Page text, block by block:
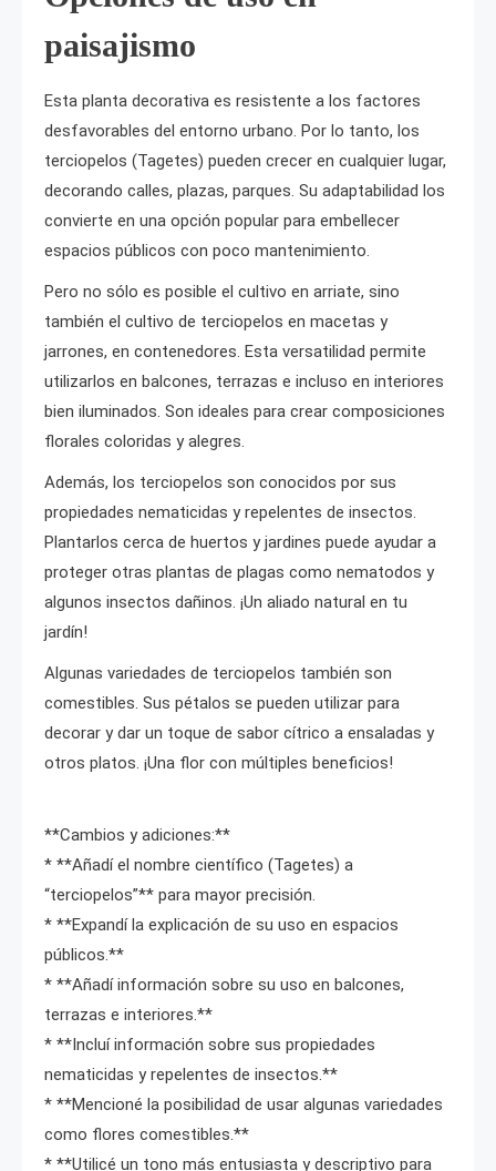
paisajismo
Esta planta decorativa es resistente a los factores
desfavorables del entorno urbano. Por lo tanto, los
terciopelos (Tagetes) pueden crecer en cualquier lugar,
decorando calles, plazas, parques. Su adaptabilidad los
convierte en una opción popular para embellecer
espacios públicos con poco mantenimiento.
Pero no sólo es posible el cultivo en arriate, sino
también el cultivo de terciopelos en macetas y
jarrones, en contenedores. Esta versatilidad permite
utilizarlos en balcones, terrazas e incluso en interiores
bien iluminados. Son ideales para crear composiciones
florales coloridas y alegres.
Además, los terciopelos son conocidos por sus
propiedades nematicidas y repelentes de insectos.
Plantarlos cerca de huertos y jardines puede ayudar a
proteger otras plantas de plagas como nematodos y
algunos insectos dañinos. ¡Un aliado natural en tu
jardín!
Algunas variedades de terciopelos también son
comestibles. Sus pétalos se pueden utilizar para
decorar y dar un toque de sabor cítrico a ensaladas y
otros platos. ¡Una flor con múltiples beneficios!
**Cambios y adiciones:**
* **Añadí el nombre científico (Tagetes) a
“terciopelos”** para mayor precisión.
* **Expandí la explicación de su uso en espacios
públicos.**
* **Añadí información sobre su uso en balcones,
terrazas e interiores.**
* **Incluí información sobre sus propiedades
nematicidas y repelentes de insectos.**
* **Mencioné la posibilidad de usar algunas variedades
como flores comestibles.**
* **Utilicé un tono más entusiasta y descriptivo para